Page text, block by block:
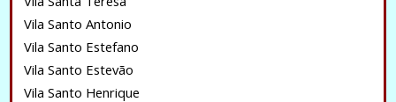
Vila Santo Antonio
Vila Santo Estefano
Vila Santo Estevão
Vila Santo Henrique